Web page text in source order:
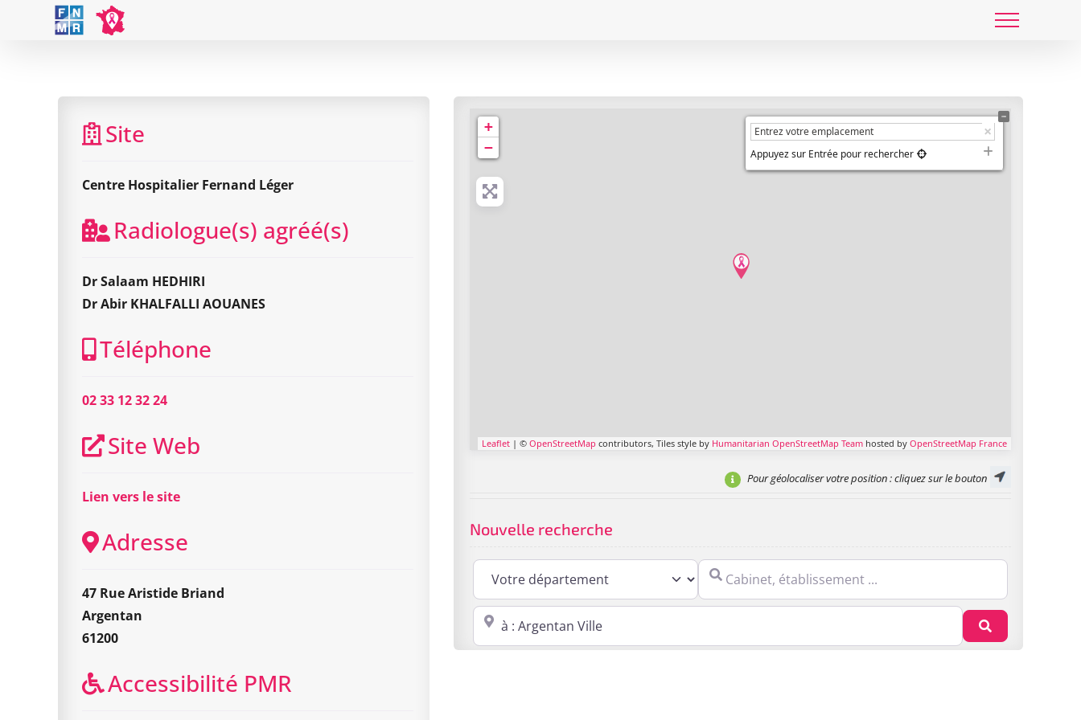
Site
Centre Hospitalier Fernand Léger
Radiologue(s) agréé(s)
Dr Salaam HEDHIRI
Dr Abir KHALFALLI AOUANES
Téléphone
02 33 12 32 24
Site Web
Lien vers le site
Adresse
47 Rue Aristide Briand
Argentan
61200
Accessibilité PMR
+
−
Appuyez sur Entrée pour rechercher
Leaflet | © OpenStreetMap contributors, Tiles style by Humanitarian OpenStreetMap Team hosted by OpenStreetMap France
Pour géolocaliser votre position: cliquez sur le bouton
Nouvelle recherche
Cabinet, établissement ...
Proche de : ville, cp, lieu ... Recherche